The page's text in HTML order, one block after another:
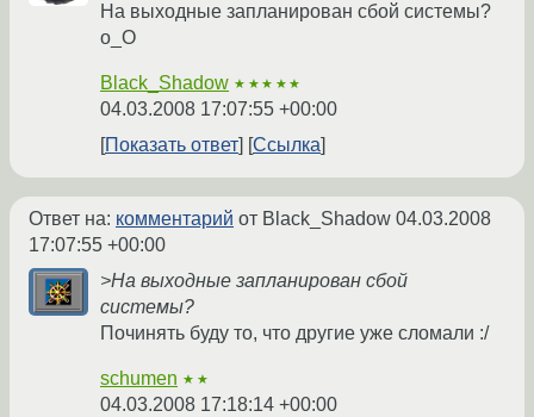
На выходные запланирован сбой системы?
o_O
Black_Shadow ★★★★★
04.03.2008 17:07:55 +00:00
Показать ответ
Ссылка
Ответ на: комментарий от Black_Shadow 04.03.2008
17:07:55 +00:00
>На выходные запланирован сбой
системы?
Починять буду то, что другие уже сломали :/
schumen ★★
04.03.2008 17:18:14 +00:00